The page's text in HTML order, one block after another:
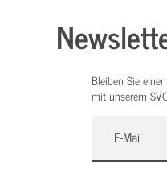
Bleiben Sie
mit unserem